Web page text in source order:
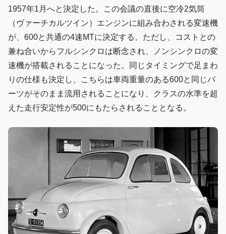
1957年1月へと決定した。この会議の直後に空冷2気筒
（ヴァーチカルツイン）エンジンに組み合わされる変速機
が、600と共通の4速MTに決定する。ただし、コストとの
兼ね合いからフルシンクロは断念され、ノンシンクロの変
速機が搭載されることになった。同じタイミングで足まわ
りの仕様も決定し、こちらは車両重量のある600と同じパ
ーツがそのまま流用されることになり、クラスの水準を超
えた走行安定性が500にもたらされることとなる。